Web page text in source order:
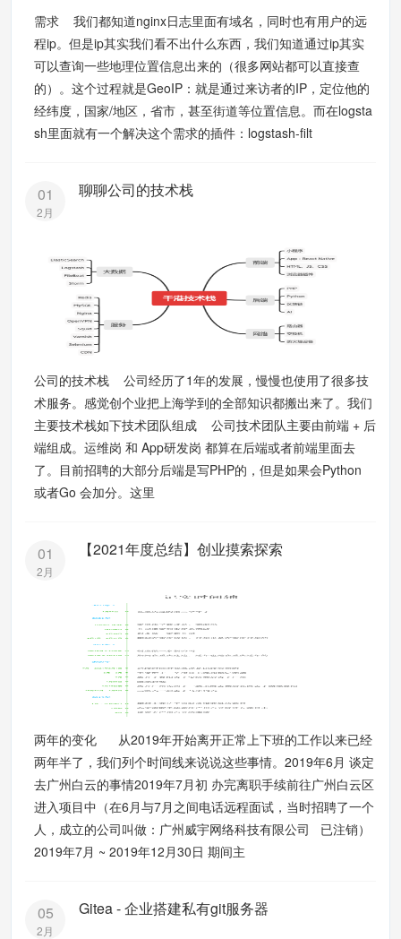
需求 我们都知道nginx日志里面有域名，同时也有用户的远
程ip。但是ip其实我们看不出什么东西，我们知道通过ip其实
可以查询一些地理位置信息出来的（很多网站都可以直接查
的）。这个过程就是GeoIP：就是通过来访者的IP，定位他的
经纬度，国家/地区，省市，甚至街道等位置信息。而在logsta
sh里面就有一个解决这个需求的插件：logstash-filt
01
2月
聊聊公司的技术栈
公司的技术栈 公司经历了1年的发展，慢慢也使用了很多技
术服务。感觉创个业把上海学到的全部知识都搬出来了。我们
主要技术栈如下技术团队组成 公司技术团队主要由前端 + 后
端组成。运维岗 和 App研发岗 都算在后端或者前端里面去
了。目前招聘的大部分后端是写PHP的，但是如果会Python
或者Go 会加分。这里
01
2月
【2021年度总结】创业摸索探索
两年的变化 从2019年开始离开正常上下班的工作以来已经
两年半了，我们列个时间线来说说这些事情。2019年6月 谈定
去广州白云的事情2019年7月初 办完离职手续前往广州白云区
进入项目中（在6月与7月之间电话远程面试，当时招聘了一个
人，成立的公司叫做：广州威宇网络科技有限公司 已注销）
2019年7月 ~ 2019年12月30日 期间主
05
2月
Gitea - 企业搭建私有git服务器